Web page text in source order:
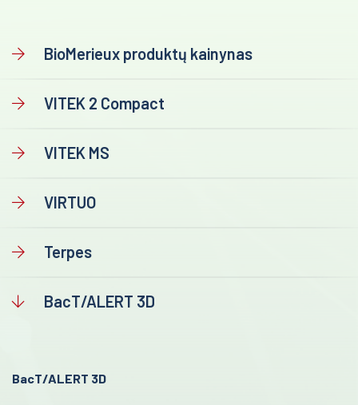
Gyvybės mokslai
automatizavimas
Pulmonologija ir alergologija
Gastroenterologija
Hematologija
Biochemija
Molekulinė biologija
Imunohematologija
Imunohistochemija
Vidinės kontrolės
BioMerieux produktų kainynas
VITEK 2 Compact
VITEK MS
VIRTUO
Terpes
BacT/ALERT 3D
BacT/ALERT 3D